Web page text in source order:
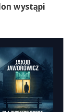
wystąpi